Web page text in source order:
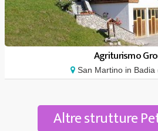
Agriturismo
San Martino in Badia
Altre strutture